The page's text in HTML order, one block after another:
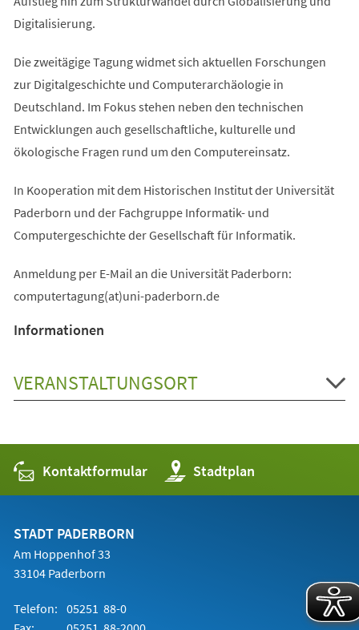
Digitalisierung.
Die zweitägige Tagung widmet sich aktuellen Forschungen
zur Digitalgeschichte und Computerarchäologie in
Deutschland. Im Fokus stehen neben den technischen
Entwicklungen auch gesellschaftliche, kulturelle und
ökologische Fragen rund um den Computereinsatz.
In Kooperation mit dem Historischen Institut der Universität
Paderborn und der Fachgruppe Informatik- und
Computergeschichte der Gesellschaft für Informatik.
Anmeldung per E-Mail an die Universität Paderborn:
computertagung(at)uni-paderborn.de
Informationen
VERANSTALTUNGSORT
Kontaktformular Stadtplan
(Öffnet
in
einem
STADT PADERBORN
Am Hoppenhof 33
33104 Paderborn
Telefon: 05251 88-0